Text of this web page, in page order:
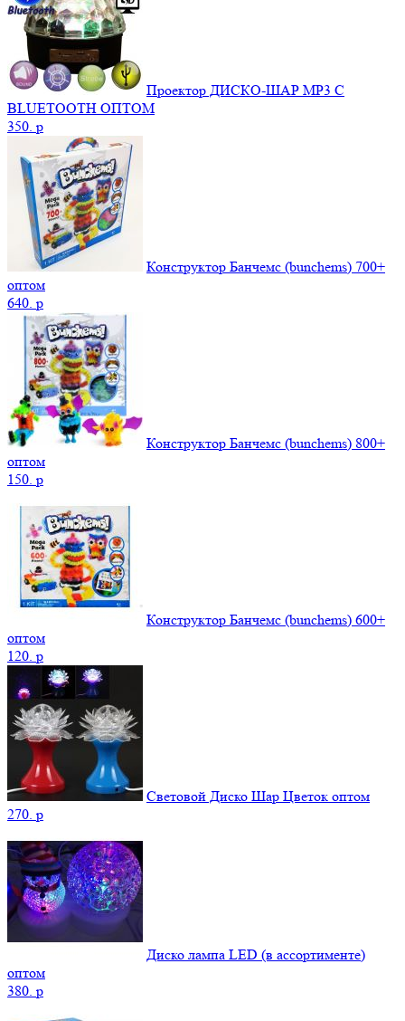
Проектор ДИСКО-ШАР MP3 С
BLUETOOTH ОПТОМ
350. p
Конструктор Банчемс (bunchems) 700+
оптом
640. p
Конструктор Банчемс (bunchems) 800+
оптом
150. p
Конструктор Банчемс (bunchems) 600+
оптом
120. p
Световой Диско Шар Цветок оптом
270. p
Диско лампа LED (в ассортименте)
оптом
380. p